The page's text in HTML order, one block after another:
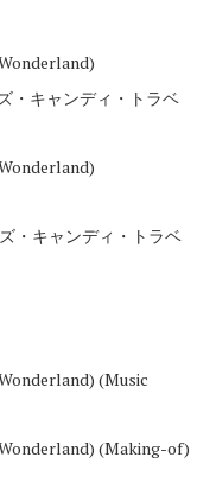
・キャンディ・トラベ
・キャンディ・トラベ
(Music
(Making-of)